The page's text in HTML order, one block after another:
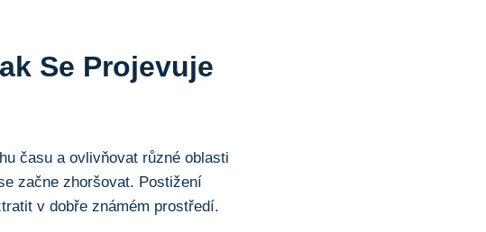
Se Projevuje
času a ovlivňovat různé oblasti
začne zhoršovat. Postižení
v dobře známém prostředí.